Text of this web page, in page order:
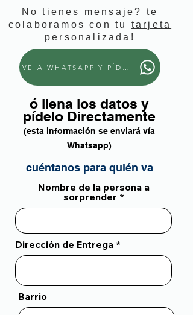
No tienes mensaje? te
colaboramos con tu tarjeta
personalizada!
VE A WHATSAPP Y PÍDELO
ó llena los datos y
pídelo Directamente
(esta información se enviará vía
Whatsapp)
cuéntanos para quién va
Nombre de la persona a
sorprender
Dirección de Entrega
Barrio